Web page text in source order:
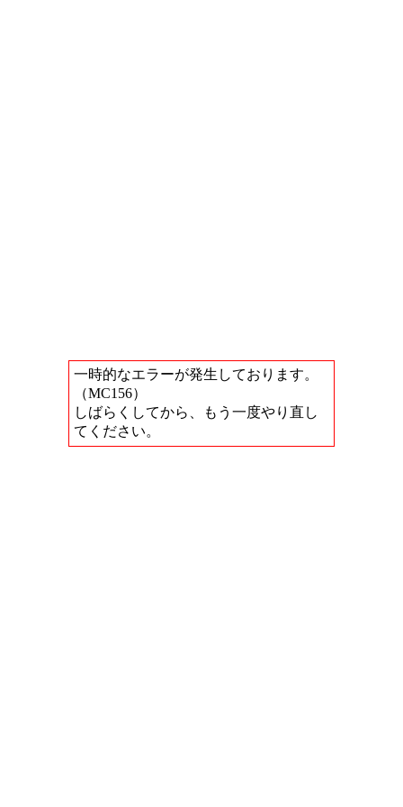
一時的なエラーが発生しております。
（MC156）
しばらくしてから、もう一度やり直し
てください。